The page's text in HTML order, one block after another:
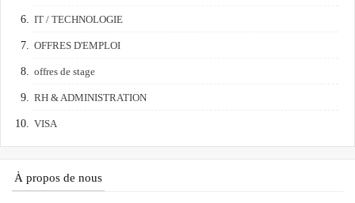
IT / TECHNOLOGIE
OFFRES D'EMPLOI
offres de stage
RH & ADMINISTRATION
VISA
À propos de nous